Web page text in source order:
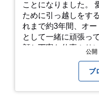
がりは足元が少し滑
す。タオルや雨具を
開花時期のチェック:
が少し前後します。
SNSで見頃を確認しましょう！
時期を「我慢する期
期間」に変えてくれ
ことになりました。
ために引っ越しをす
れまで約3年間、オ
として一緒に頑張っ
顔と丁寧な仕事ぶり
撮影した記念写真を
今後のご活躍と新し
しましょう！ チュオ
公開
ブ